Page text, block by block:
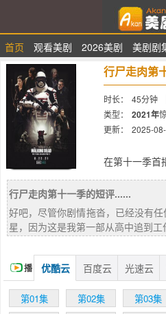
爱看美
首页 观看美剧 2026美剧 美剧剧
行尸走肉第
时长： 45分钟
类型：
2021年
更新：
2025-
在第十一季首
起一项自杀任
机，迫使他们
和不停滋长的
行尸走肉第十一季的短评......
好吧，尽管你剧情拖沓，已经没有
星，因为这是我第一部从高中追到
播 优酷云 百度云 光速云
第01集 第02集 第03集